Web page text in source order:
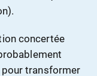
concertée
pour transformer